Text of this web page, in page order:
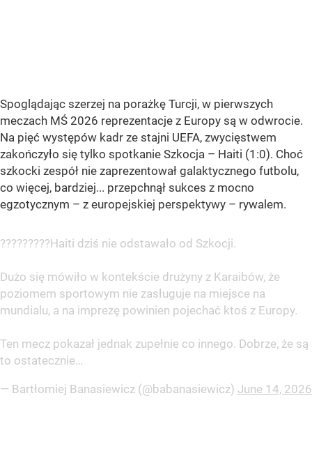
Spoglądając szerzej na porażkę Turcji, w pierwszych
meczach MŚ 2026 reprezentacje z Europy są w odwrocie.
Na pięć występów kadr ze stajni UEFA, zwycięstwem
zakończyło się tylko spotkanie Szkocja – Haiti (1:0). Choć
szkocki zespół nie zaprezentował galaktycznego futbolu,
co więcej, bardziej... przepchnął sukces z mocno
egzotycznym – z europejskiej perspektywy – rywalem.
?????????Haiti dziś nie odstawało od Szkocji.
Dużo się mówiło w kontekście drużyny z Karaibów, że
poziomem sportowym nie zasługuje na miejsce na
mundialu, a na imprezę powinien pojechać ktoś z Europy.
Ten mecz pokazał jednak zupełnie co innego. Dobrze, że są
to ostatecznie…
— Bartłomiej Banasiewicz (@babanasiewicz) June 14, 2026